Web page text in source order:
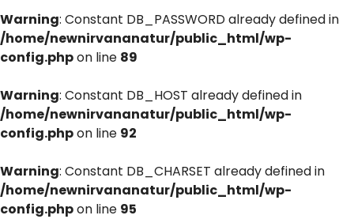
Warning: Constant DB_PASSWORD already defined in
/home/newnirvananatur/public_html/wp-
config.phpon line 89
Warning: Constant DB_HOST already defined in
/home/newnirvananatur/public_html/wp-
config.phpon line 92
Warning: Constant DB_CHARSET already defined in
/home/newnirvananatur/public_html/wp-
config.phpon line 95